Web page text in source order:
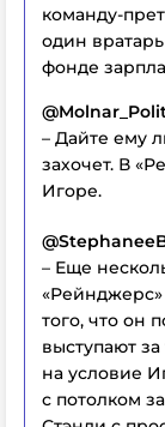
команду-
один
фонде
– Дайте ему
захочет. В
Игоре.
– Еще
того, что он
выступают
на условие
с потолком